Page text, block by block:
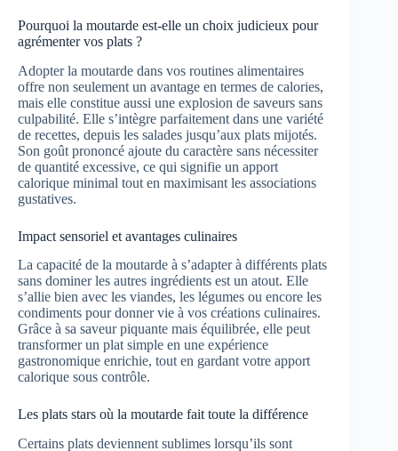
Pourquoi la moutarde est-elle un choix judicieux pour
agrémenter vos plats ?
Adopter la moutarde dans vos routines alimentaires
offre non seulement un avantage en termes de calories,
mais elle constitue aussi une explosion de saveurs sans
culpabilité. Elle s’intègre parfaitement dans une variété
de recettes, depuis les salades jusqu’aux plats mijotés.
Son goût prononcé ajoute du caractère sans nécessiter
de quantité excessive, ce qui signifie un apport
calorique minimal tout en maximisant les associations
gustatives.
Impact sensoriel et avantages culinaires
La capacité de la moutarde à s’adapter à différents plats
sans dominer les autres ingrédients est un atout. Elle
s’allie bien avec les viandes, les légumes ou encore les
condiments pour donner vie à vos créations culinaires.
Grâce à sa saveur piquante mais équilibrée, elle peut
transformer un plat simple en une expérience
gastronomique enrichie, tout en gardant votre apport
calorique sous contrôle.
Les plats stars où la moutarde fait toute la différence
Certains plats deviennent sublimes lorsqu’ils sont